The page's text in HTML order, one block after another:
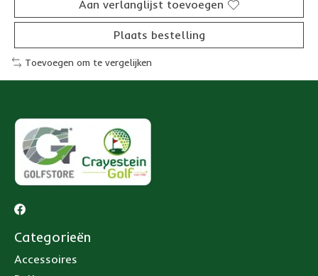
Aan verlanglijst toevoegen
Plaats bestelling
Toevoegen om te vergelijken
Categorieën
Accessoires